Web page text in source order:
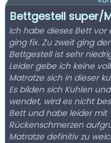
Bettgestell super/
Ich habe dieses Bett
ging fix. Zu zweit ging
Bettgestell ist sehr
Leider gebe ich keine
Matratze sich in dieser
Es bilden sich Kuhlen
wendet, wird es nicht
Bett und habe leider mit
Rückenschmerzen
Matratze definitiv zu